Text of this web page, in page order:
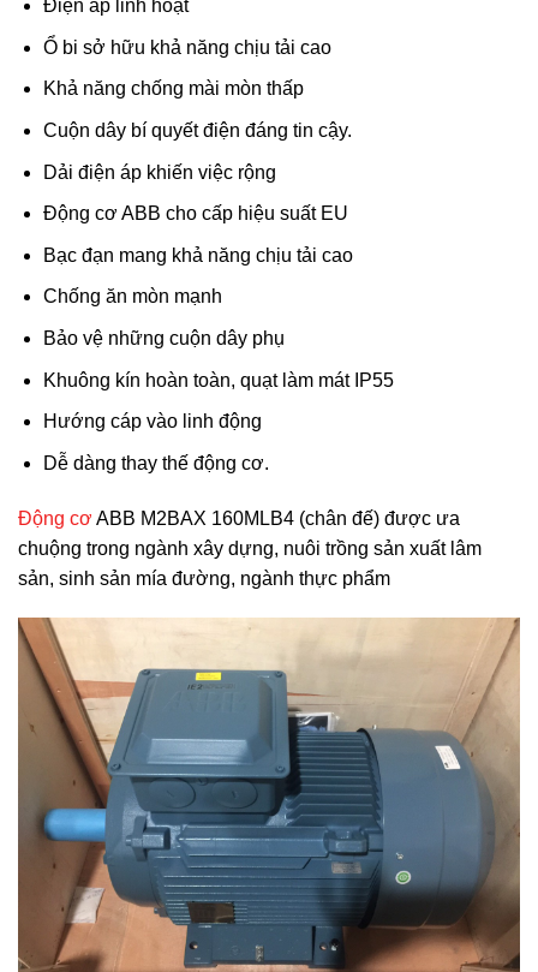
Điện áp linh hoạt
Ổ bi sở hữu khả năng chịu tải cao
Khả năng chống mài mòn thấp
Cuộn dây bí quyết điện đáng tin cậy.
Dải điện áp khiến việc rộng
Động cơ ABB cho cấp hiệu suất EU
Bạc đạn mang khả năng chịu tải cao
Chống ăn mòn mạnh
Bảo vệ những cuộn dây phụ
Khuông kín hoàn toàn, quạt làm mát IP55
Hướng cáp vào linh động
Dễ dàng thay thế động cơ.
Động cơ ABB M2BAX 160MLB4 (chân đế) được ưa
chuộng trong ngành xây dựng, nuôi trồng sản xuất lâm
sản, sinh sản mía đường, ngành thực phẩm